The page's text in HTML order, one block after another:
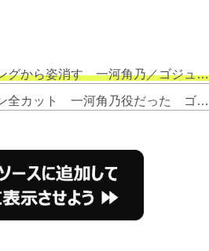
角乃／ゴジュウユニコーン役 発表から半日で
2. 今森茉耶、降板の『ゴジュウジャー』出演シーン全カット 一河角乃役だった ゴジュウユニコーンは登場も声は変更 発表から半日で